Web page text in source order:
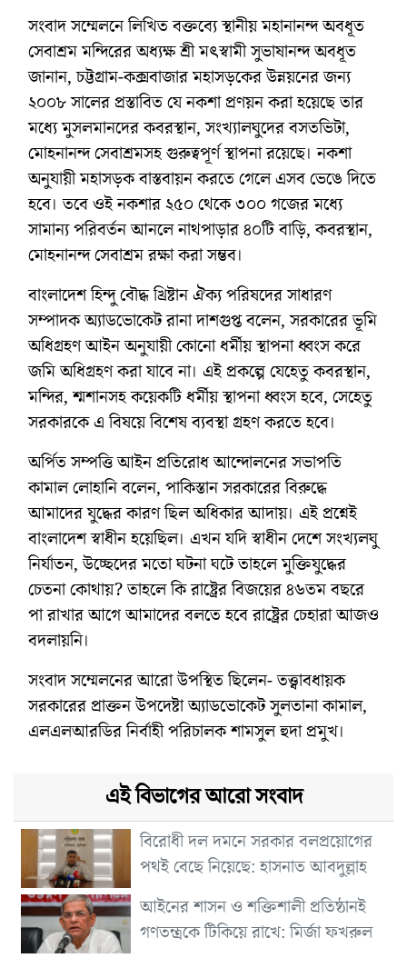
সংবাদ সম্মেলনে লিখিত বক্তব্যে স্থানীয় মহানানন্দ অবধূত
সেবাশ্রম মন্দিরের অধ্যক্ষ শ্রী মৎস্বামী সুভাষানন্দ অবধূত
জানান, চট্টগ্রাম-কক্সবাজার মহাসড়কের উন্নয়নের জন্য
২০০৮ সালের প্রস্তাবিত যে নকশা প্রণয়ন করা হয়েছে তার
মধ্যে মুসলমানদের কবরস্থান, সংখ্যালঘুদের বসতভিটা,
মোহনানন্দ সেবাশ্রমসহ গুরুত্বপূর্ণ স্থাপনা রয়েছে। নকশা
অনুযায়ী মহাসড়ক বাস্তবায়ন করতে গেলে এসব ভেঙে দিতে
হবে। তবে ওই নকশার ২৫০ থেকে ৩০০ গজের মধ্যে
সামান্য পরিবর্তন আনলে নাথপাড়ার ৪০টি বাড়ি, কবরস্থান,
মোহনানন্দ সেবাশ্রম রক্ষা করা সম্ভব।
বাংলাদেশ হিন্দু বৌদ্ধ খ্রিষ্টান ঐক্য পরিষদের সাধারণ
সম্পাদক অ্যাডভোকেট রানা দাশগুপ্ত বলেন, সরকারের ভূমি
অধিগ্রহণ আইন অনুযায়ী কোনো ধর্মীয় স্থাপনা ধ্বংস করে
জমি অধিগ্রহণ করা যাবে না। এই প্রকল্পে যেহেতু কবরস্থান,
মন্দির, শ্মশানসহ কয়েকটি ধর্মীয় স্থাপনা ধ্বংস হবে, সেহেতু
সরকারকে এ বিষয়ে বিশেষ ব্যবস্থা গ্রহণ করতে হবে।
অর্পিত সম্পত্তি আইন প্রতিরোধ আন্দোলনের সভাপতি
কামাল লোহানি বলেন, পাকিস্তান সরকারের বিরুদ্ধে
আমাদের যুদ্ধের কারণ ছিল অধিকার আদায়। এই প্রশ্নেই
বাংলাদেশ স্বাধীন হয়েছিল। এখন যদি স্বাধীন দেশে সংখ্যলঘু
নির্যাতন, উচ্ছেদের মতো ঘটনা ঘটে তাহলে মুক্তিযুদ্ধের
চেতনা কোথায়? তাহলে কি রাষ্ট্রের বিজয়ের ৪৬তম বছরে
পা রাখার আগে আমাদের বলতে হবে রাষ্ট্রের চেহারা আজও
বদলায়নি।
সংবাদ সম্মেলনের আরো উপস্থিত ছিলেন- তত্ত্বাবধায়ক
সরকারের প্রাক্তন উপদেষ্টা অ্যাডভোকেট সুলতানা কামাল,
এলএলআরডির নির্বাহী পরিচালক শামসুল হুদা প্রমুখ।
এই বিভাগের আরো সংবাদ
বিরোধী দল দমনে সরকার বলপ্রয়োগের
পথই বেছে নিয়েছে: হাসনাত আবদুল্লাহ
আইনের শাসন ও শক্তিশালী প্রতিষ্ঠানই
গণতন্ত্রকে টিকিয়ে রাখে: মির্জা ফখরুল